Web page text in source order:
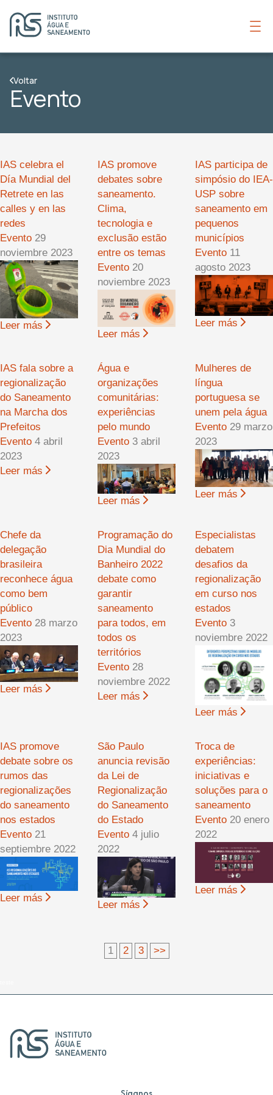
Voltar
Evento
IAS celebra el
Día Mundial del
Retrete en las
calles y en las
redes
Evento 29
noviembre 2023
Leer más
IAS promove
debates sobre
saneamento.
Clima,
tecnologia e
exclusão estão
entre os temas
Evento 20
noviembre 2023
Leer más
IAS participa de
simpósio do IEA-
USP sobre
saneamento em
pequenos
municípios
Evento 11
agosto 2023
Leer más
IAS fala sobre a
regionalização
do Saneamento
na Marcha dos
Prefeitos
Evento 4 abril
2023
Leer más
Água e
organizações
comunitárias:
experiências
pelo mundo
Evento 3 abril
2023
Leer más
Mulheres de
língua
portuguesa se
unem pela água
Evento 29 marzo
2023
Leer más
Chefe da
delegação
brasileira
reconhece água
como bem
público
Evento 28 marzo
2023
Leer más
Programação do
Dia Mundial do
Banheiro 2022
debate como
garantir
saneamento
para todos, em
todos os
territórios
Evento 28
noviembre 2022
Leer más
Especialistas
debatem
desafios da
regionalização
em curso nos
estados
Evento 3
noviembre 2022
Leer más
IAS promove
debate sobre os
rumos das
regionalizações
do saneamento
nos estados
Evento 21
septiembre 2022
Leer más
São Paulo
anuncia revisão
da Lei de
Regionalização
do Saneamento
do Estado
Evento 4 julio
2022
Leer más
Troca de
experiências:
iniciativas e
soluções para o
saneamento
Evento 20 enero
2022
Leer más
1 2 3 >>